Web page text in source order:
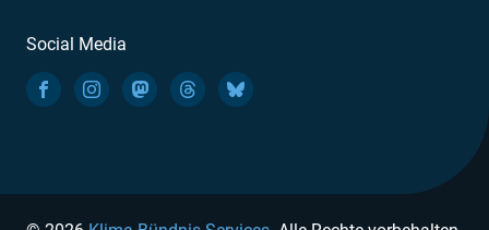
Social Media